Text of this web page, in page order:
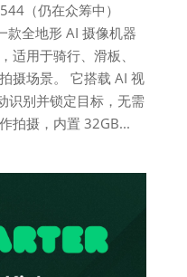
（仍在众筹中）
款全地形 AI 摄像机器
适用于骑行、滑板、
摄场景。 它搭载 AI 视
识别并锁定目标，无需
拍摄，内置 32GB...